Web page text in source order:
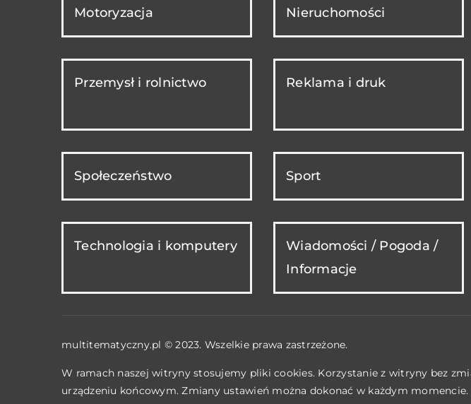
Motoryzacja Nieruchomości
Przemysł i rolnictwo Reklama i druk
Społeczeństwo Sport
Technologia i komputery
Wiadomości / Pogoda /
Informacje
multitematyczny.pl © 2023. Wszelkie prawa zastrzeżone.
W ramach naszej witryny stosujemy pliki cookies. Korzystanie z witryny bez
urządzeniu końcowym. Zmiany ustawień można dokonać w każdym